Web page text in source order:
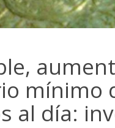
mínimo
al día: